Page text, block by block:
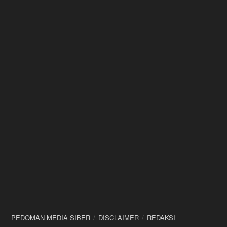
PEDOMAN MEDIA SIBER DISCLAIMER REDAKSI